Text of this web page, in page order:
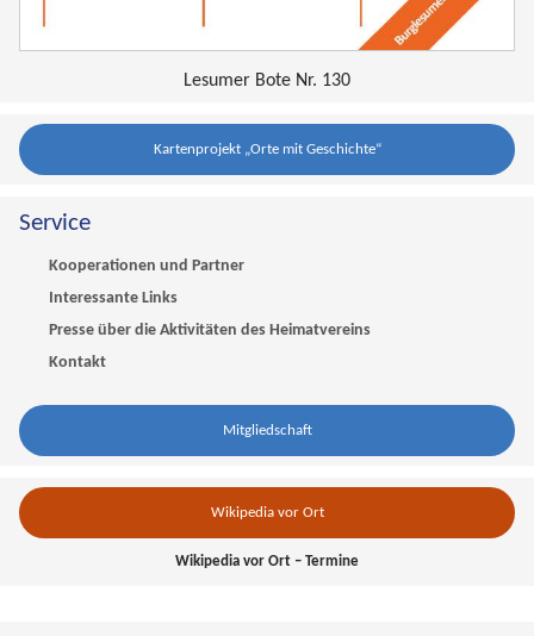
Lesumer Bote Nr. 130
Kartenprojekt „Orte mit Geschichte“
Service
Kooperationen und Partner
Interessante Links
Presse über die Aktivitäten des Heimatvereins
Kontakt
Mitgliedschaft
Wikipedia vor Ort
Wikipedia vor Ort – Termine